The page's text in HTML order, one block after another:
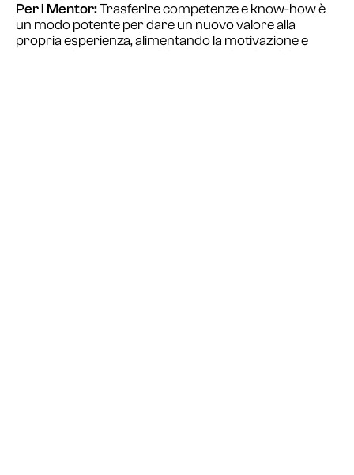
Per i Mentor:Trasferire competenze e know-how è
un modo potente per dare un nuovo valore alla
propria esperienza, alimentando la motivazione e